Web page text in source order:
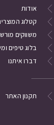
אודות
קטלוג
משווקים
בלוג טיפים
דברו איתנו
תקנון האתר